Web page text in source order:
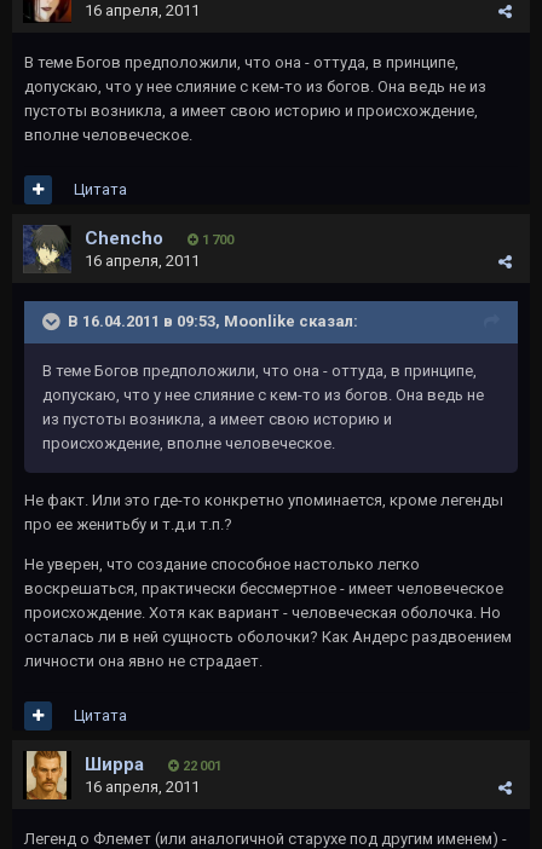
16 апреля, 2011
В теме Богов предположили, что она - оттуда, в принципе,
допускаю, что у нее слияние с кем-то из богов. Она ведь не из
пустоты возникла, а имеет свою историю и происхождение,
вполне человеческое.
Цитата
Chencho 1 700
16 апреля, 2011
В 16.04.2011 в 09:53, Moonlike сказал:
В теме Богов предположили, что она - оттуда, в принципе,
допускаю, что у нее слияние с кем-то из богов. Она ведь не
из пустоты возникла, а имеет свою историю и
происхождение, вполне человеческое.
Не факт. Или это где-то конкретно упоминается, кроме легенды
про ее женитьбу и т.д.и т.п.?
Не уверен, что создание способное настолько легко
воскрешаться, практически бессмертное - имеет человеческое
происхождение. Хотя как вариант - человеческая оболочка. Но
осталась ли в ней сущность оболочки? Как Андерс раздвоением
личности она явно не страдает.
Цитата
Ширра 22 001
16 апреля, 2011
Легенд о Флемет (или аналогичной старухе под другим именем) -